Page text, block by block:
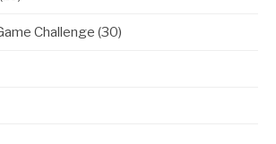
Challenge (30)